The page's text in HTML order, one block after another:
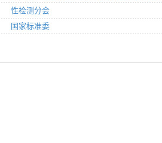
性检测分会
国家标准委